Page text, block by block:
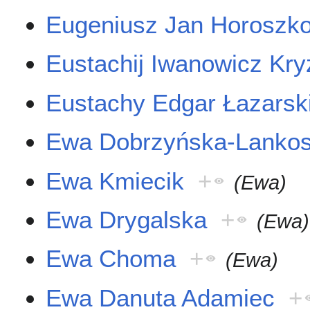
Eugeniusz Jan
Eustachij Iwanowicz
Eustachy Edgar
Ewa Dobrzyńska-
Ewa Kmiecik + (Ewa)
Ewa Drygalska + (Ewa)
Ewa Choma + (Ewa)
Ewa Danuta Adamiec +